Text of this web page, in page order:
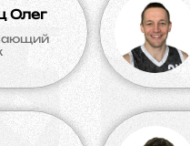
Олег